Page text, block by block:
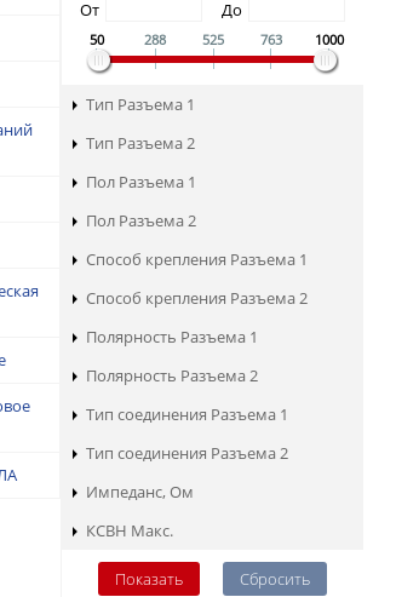
От
До
50 288 525 763 1000
Тип Разъема 1
Тип Разъема 2
Пол Разъема 1
Пол Разъема 2
Способ крепления Разъема 1
Способ крепления Разъема 2
Полярность Разъема 1
Полярность Разъема 2
Тип соединения Разъема 1
Тип соединения Разъема 2
Импеданс, Ом
КСВН Макс.